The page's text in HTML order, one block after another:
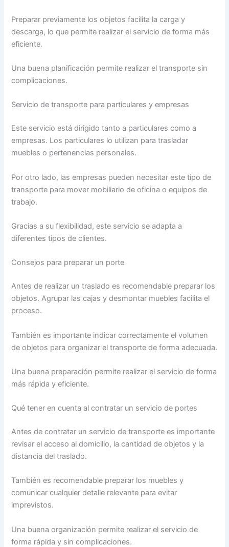
Preparar previamente los objetos facilita la carga y
descarga, lo que permite realizar el servicio de forma más
eficiente.
Una buena planificación permite realizar el transporte sin
complicaciones.
Servicio de transporte para particulares y empresas
Este servicio está dirigido tanto a particulares como a
empresas. Los particulares lo utilizan para trasladar
muebles o pertenencias personales.
Por otro lado, las empresas pueden necesitar este tipo de
transporte para mover mobiliario de oficina o equipos de
trabajo.
Gracias a su flexibilidad, este servicio se adapta a
diferentes tipos de clientes.
Consejos para preparar un porte
Antes de realizar un traslado es recomendable preparar los
objetos. Agrupar las cajas y desmontar muebles facilita el
proceso.
También es importante indicar correctamente el volumen
de objetos para organizar el transporte de forma adecuada.
Una buena preparación permite realizar el servicio de forma
más rápida y eficiente.
Qué tener en cuenta al contratar un servicio de portes
Antes de contratar un servicio de transporte es importante
revisar el acceso al domicilio, la cantidad de objetos y la
distancia del traslado.
También es recomendable preparar los muebles y
comunicar cualquier detalle relevante para evitar
imprevistos.
Una buena organización permite realizar el servicio de
forma rápida y sin complicaciones.